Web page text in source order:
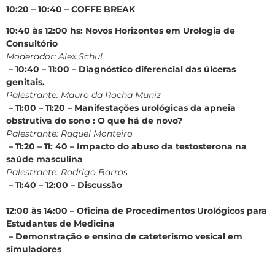
10:20 – 10:40 – COFFE BREAK
10:40 às 12:00 hs: Novos Horizontes em Urologia de
Consultório
Moderador: Alex Schul
– 10:40 – 11:00 – Diagnóstico diferencial das úlceras
genitais.
Palestrante: Mauro da Rocha Muniz
– 11:00 – 11:20 – Manifestações urológicas da apneia
obstrutiva do sono : O que há de novo?
Palestrante: Raquel Monteiro
– 11:20 – 11: 40 – Impacto do abuso da testosterona na
saúde masculina
Palestrante: Rodrigo Barros
– 11:40 – 12:00 – Discussão
12:00 às 14:00 – Oficina de Procedimentos Urológicos para
Estudantes de Medicina
– Demonstração e ensino de cateterismo vesical em
simuladores